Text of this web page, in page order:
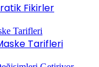
Fikirler
Tarifleri